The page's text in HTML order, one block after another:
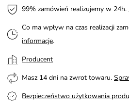
99% zamówień realizujemy w 24h.
Co ma wpływ na czas realizacji
informacje.
Producent
Masz 14 dni na zwrot towaru.
Bezpieczeństwo użytkowania